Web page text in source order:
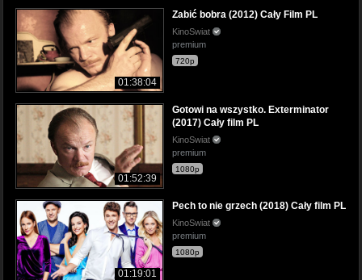
01:38:04
Zabić bobra (2012) Cały Film PL
KinoSwiat
premium
720p
01:52:39
Gotowi na wszystko. Exterminator
(2017) Cały film PL
KinoSwiat
premium
1080p
01:19:01
Pech to nie grzech (2018) Cały film PL
KinoSwiat
premium
1080p